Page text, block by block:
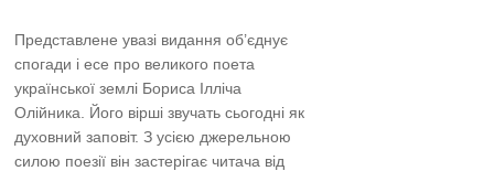
Представлене увазі видання об’єднує
спогади і есе про великого поета
української землі Бориса Ілліча
Олійника. Його вірші звучать сьогодні як
духовний заповіт. З усією джерельною
силою поезії він застерігає читача від